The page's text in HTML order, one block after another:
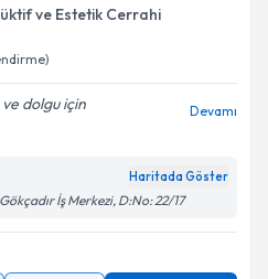
ve Estetik Cerrahi
dolgu için
Devamı
Haritada Göster
İş Merkezi, D:No: 22/17